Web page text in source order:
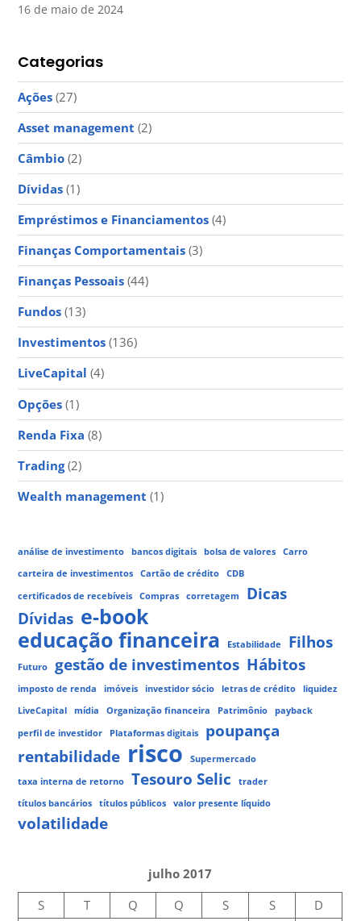
16 de maio de 2024
Categorias
Ações (27)
Asset management (2)
Câmbio (2)
Dívidas (1)
Empréstimos e Financiamentos (4)
Finanças Comportamentais (3)
Finanças Pessoais (44)
Fundos (13)
Investimentos (136)
LiveCapital (4)
Opções (1)
Renda Fixa (8)
Trading(2)
Wealth management (1)
análise de investimento bancos digitais bolsa de valores
Carro
carteira de investimentos
Cartão de crédito
CDB
certificados de recebíveis
Compras corretagem
Dicas
Dívidas e-book
educação financeira
Estabilidade Filhos
Futuro gestão de investimentos Hábitos
imposto de renda imóveis investidor sócio letras de crédito
liquidez
LiveCapital
mídia Organização financeira Patrimônio
payback
perfil de investidor
Plataformas digitais
poupança
rentabilidade risco
Supermercado
taxa interna de retorno
Tesouro Selic
trader
títulos bancários
títulos públicos valor presente líquido
volatilidade
julho 2017
S
T Q Q S S D